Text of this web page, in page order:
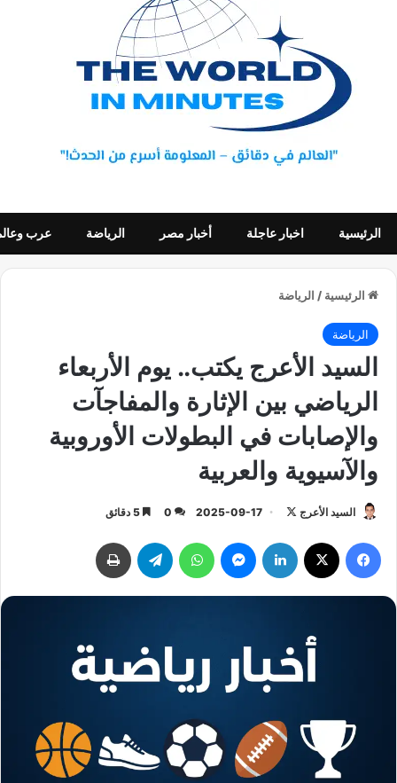
الرئيسية اخبار عاجلة أخبار مصر الرياضة عرب
الرئيسية / الرياضة
الرياضة
السيد الأعرج يكتب.. يوم الأربعاء
الرياضي بين الإثارة والمفاجآت
والإصابات في البطولات الأوروبية
والآسيوية والعربية
السيد الأعرج
ب
ع
ع
X
2025-09-17
0